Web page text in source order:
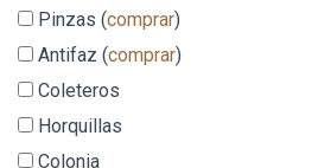
Pinzas (comprar)
Antifaz (comprar)
Coleteros
Horquillas
Colonia